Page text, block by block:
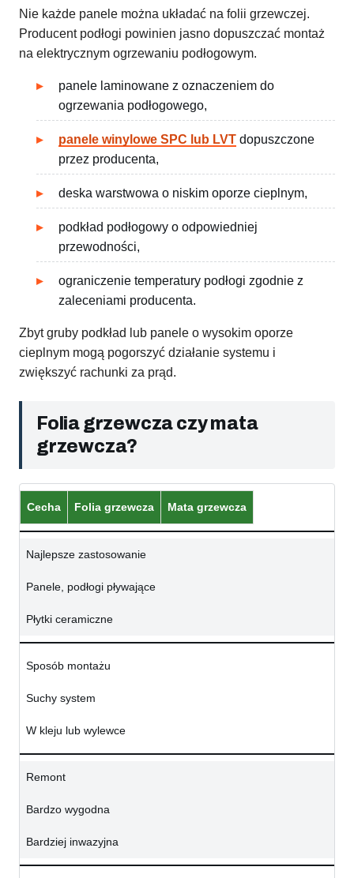
Nie każde panele można układać na folii grzewczej.
Producent podłogi powinien jasno dopuszczać montaż
na elektrycznym ogrzewaniu podłogowym.
panele laminowane z oznaczeniem do
ogrzewania podłogowego,
panele winylowe SPC lub LVT dopuszczone
przez producenta,
deska warstwowa o niskim oporze cieplnym,
podkład podłogowy o odpowiedniej
przewodności,
ograniczenie temperatury podłogi zgodnie z
zaleceniami producenta.
Zbyt gruby podkład lub panele o wysokim oporze
cieplnym mogą pogorszyć działanie systemu i
zwiększyć rachunki za prąd.
Folia grzewcza czy mata
grzewcza?
Cecha Folia grzewcza Mata grzewcza
Najlepsze zastosowanie
Panele, podłogi pływające
Płytki ceramiczne
Sposób montażu
Suchy system
W kleju lub wylewce
Remont
Bardzo wygodna
Bardziej inwazyjna